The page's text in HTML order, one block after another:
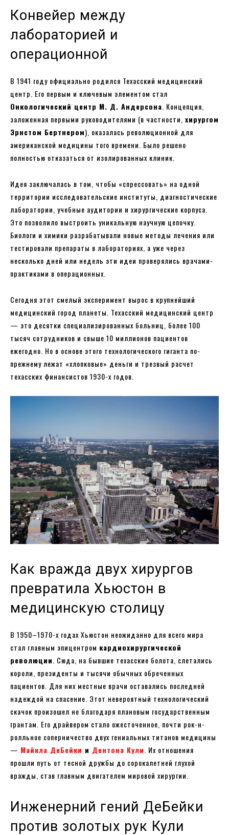
Конвейер между
лабораторией и
операционной
В 1941 году официально родился Техасский медицинский
центр. Его первым и ключевым элементом стал
Онкологический центр М. Д. Андерсона . Концепция,
заложенная первыми руководителями (в частности, хирургом
Эрнстом Бертнером), оказалась революционной для
американской медицины того времени. Было решено
полностью отказаться от изолированных клиник.
Идея заключалась в том, чтобы «спрессовать» на одной
территории исследовательские институты, диагностические
лаборатории, учебные аудитории и хирургические корпуса.
Это позволило выстроить уникальную научную цепочку.
Биологи и химики разрабатывали новые методы лечения или
тестировали препараты в лабораториях, а уже через
несколько дней или недель эти идеи проверялись врачами-
практиками в операционных.
Сегодня этот смелый эксперимент вырос в крупнейший
медицинский город планеты. Техасский медицинский центр
— это десятки специализированных больниц, более 100
тысяч сотрудников и свыше 10 миллионов пациентов
ежегодно. Но в основе этого технологического гиганта по-
прежнему лежат «хлопковые» деньги и трезвый расчет
техасских финансистов 1930-х годов.
Как вражда двух хирургов
превратила Хьюстон в
медицинскую столицу
В 1950–1970-х годах Хьюстон неожиданно для всего мира
стал главным эпицентром кардиохирургической
революции . Сюда, на бывшие техасские болота, слетались
короли, президенты и тысячи обычных обреченных
пациентов. Для них местные врачи оставались последней
надеждой на спасение. Этот невероятный технологический
скачок произошел не благодаря плановым государственным
грантам. Его драйвером стало ожесточенное, почти рок-н-
ролльное соперничество двух гениальных титанов медицины
— Майкла ДеБейки и Дентона Кули . Их отношения
прошли путь от тесной дружбы до сорокалетней глухой
вражды, став главным двигателем мировой хирургии.
Инженерний гений ДеБейки
против золотых рук Кули